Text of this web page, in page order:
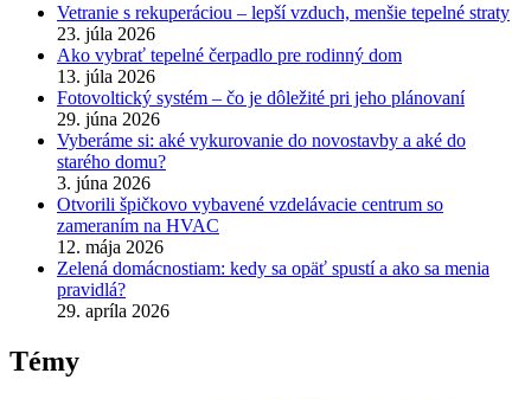
Vetranie s rekuperáciou – lepší vzduch, menšie tepelné straty
23. júla 2026
Ako vybrať tepelné čerpadlo pre rodinný dom
13. júla 2026
Fotovoltický systém – čo je dôležité pri jeho plánovaní
29. júna 2026
Vyberáme si: aké vykurovanie do novostavby a aké do
starého domu?
3. júna 2026
Otvorili špičkovo vybavené vzdelávacie centrum so
zameraním na HVAC
12. mája 2026
Zelená domácnostiam: kedy sa opäť spustí a ako sa menia
pravidlá?
29. apríla 2026
Témy